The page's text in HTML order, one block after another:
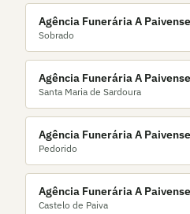
Agência Funerária A
Sobrado
Agência Funerária A
Santa Maria de Sardoura
Agência Funerária A
Pedorido
Agência Funerária A
Castelo de Paiva